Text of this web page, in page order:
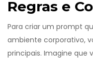
Regras e
Para criar um prompt
ambiente corporativo,
principais. Imagine